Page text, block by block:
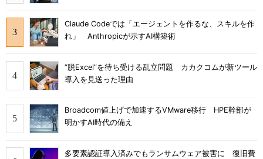
Claude Codeでは「エージェントを作るな、スキルを作
れ」 Anthropicが示すAI構築術
“脱Excel”を待ち受ける乱立問題 カカクコムが新ツール
導入を見送った理由
Broadcom値上げで加速するVMware移行 HPE幹部が
明かすAI時代の備え
多要素認証導入済みでもランサムウェア被害に 復旧費